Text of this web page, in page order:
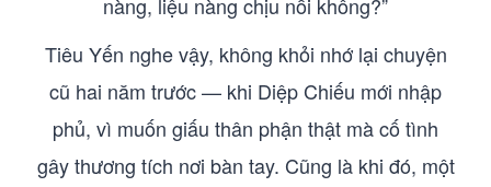
Tiêu Yến nghe vậy, không khỏi nhớ lại chuyện
cũ hai năm trước — khi Diệp Chiếu mới nhập
phủ, vì muốn giấu thân phận thật mà cố tình
gây thương tích nơi bàn tay. Cũng là khi đó, một